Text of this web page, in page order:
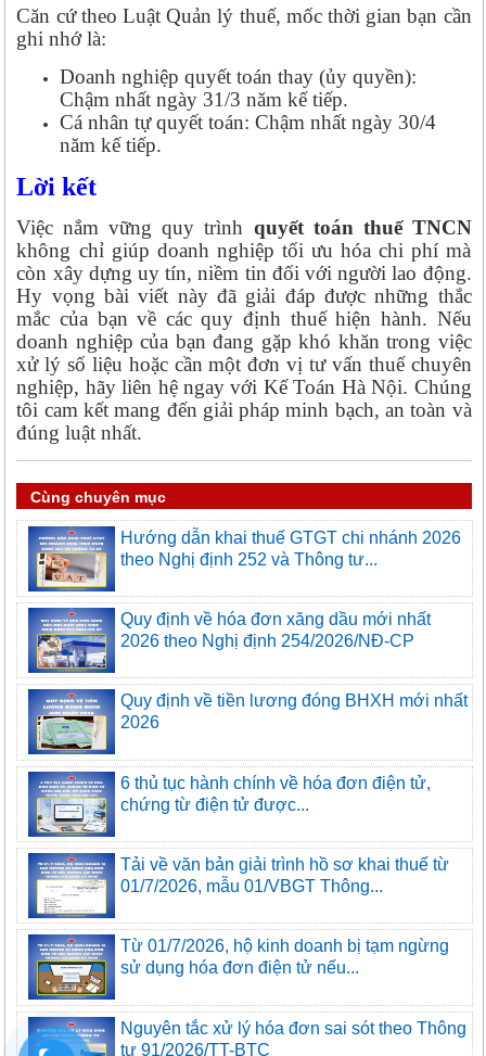
Căn cứ theo Luật Quản lý thuế, mốc thời gian bạn cần
ghi nhớ là:
Doanh nghiệp quyết toán thay (ủy quyền):
Chậm nhất ngày 31/3 năm kế tiếp.
Cá nhân tự quyết toán: Chậm nhất ngày 30/4
năm kế tiếp.
Lời kết
Việc nắm vững quy trình quyết toán thuế TNCN
không chỉ giúp doanh nghiệp tối ưu hóa chi phí mà
còn xây dựng uy tín, niềm tin đối với người lao động.
Hy vọng bài viết này đã giải đáp được những thắc
mắc của bạn về các quy định thuế hiện hành. Nếu
doanh nghiệp của bạn đang gặp khó khăn trong việc
xử lý số liệu hoặc cần một đơn vị tư vấn thuế chuyên
nghiệp, hãy liên hệ ngay với Kế Toán Hà Nội. Chúng
tôi cam kết mang đến giải pháp minh bạch, an toàn và
đúng luật nhất.
Cùng chuyên mục
Hướng dẫn khai thuế GTGT chi nhánh 2026
theo Nghị định 252 và Thông tư...
Quy định về hóa đơn xăng dầu mới nhất
2026 theo Nghị định 254/2026/NĐ-CP
Quy định về tiền lương đóng BHXH mới nhất
2026
6 thủ tục hành chính về hóa đơn điện tử,
chứng từ điện tử được...
Tải về văn bản giải trình hồ sơ khai thuế từ
01/7/2026, mẫu 01/VBGT Thông...
Từ 01/7/2026, hộ kinh doanh bị tạm ngừng
sử dụng hóa đơn điện tử nếu...
Nguyên tắc xử lý hóa đơn sai sót theo Thông
tư 91/2026/TT-BTC